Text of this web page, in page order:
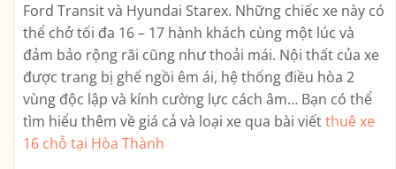
Ford Transit và Hyundai Starex. Những chiếc xe này có
thể chở tối đa 16 – 17 hành khách cùng một lúc và
đảm bảo rộng rãi cũng như thoải mái. Nội thất của xe
được trang bị ghế ngồi êm ái, hệ thống điều hòa 2
vùng độc lập và kính cường lực cách âm… Bạn có thể
tìm hiểu thêm về giá cả và loại xe qua bài viếtthuê xe
16 chỗ tại Hòa Thành